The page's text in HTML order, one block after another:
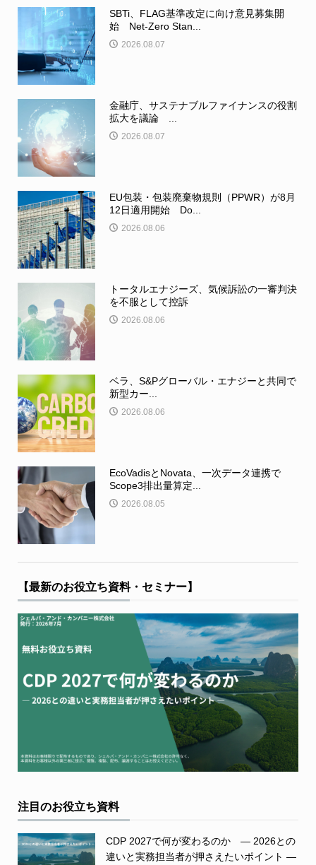
SBTi、FLAG基準改定に向け意見募集開
始 Net-Zero Stan...
2026.08.07
金融庁、サステナブルファイナンスの役割
拡大を議論 ...
2026.08.07
EU包装・包装廃棄物規則（PPWR）が8月
12日適用開始 Do...
2026.08.06
トータルエナジーズ、気候訴訟の一審判決
を不服として控訴
2026.08.06
ベラ、S&Pグローバル・エナジーと共同で
新型カー...
2026.08.06
EcoVadisとNovata、一次データ連携で
Scope3排出量算定...
2026.08.05
【最新のお役立ち資料・セミナー】
注目のお役立ち資料
CDP 2027で何が変わるのか ― 2026との
違いと実務担当者が押さえたいポイント ―